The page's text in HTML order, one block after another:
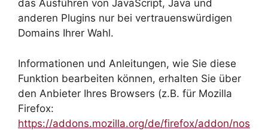
das Ausführen von JavaScript, Java und
anderen Plugins nur bei vertrauenswürdigen
Domains Ihrer Wahl.
Informationen und Anleitungen, wie Sie diese
Funktion bearbeiten können, erhalten Sie über
den Anbieter Ihres Browsers (z.B. für Mozilla
Firefox:
https://addons.mozilla.org/de/firefox/addon/nos